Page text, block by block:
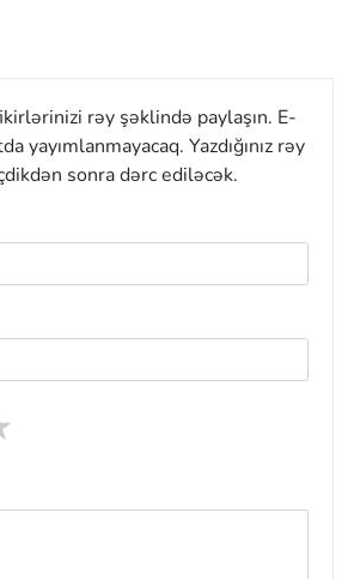
rəy şəklində paylaşın. E-
yayımlanmayacaq. Yazdığınız rəy
sonra dərc ediləcək.